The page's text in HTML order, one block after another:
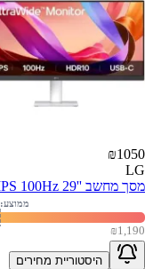
₪1050
LG
מסך מחשב ''LG 29U531A-W UltraWide WFHD IPS 100Hz 29
₪1,190
ממוצע: ₪
היסטוריית מחירים